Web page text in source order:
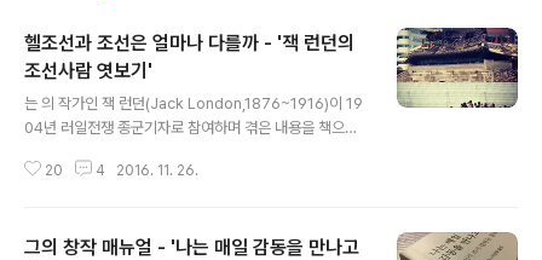
헬조선과 조선은 얼마나 다를까 - '잭 런던의
조선사람 엿보기'
는 의 작가인 잭 런던(Jack London,1876~1916)이 19
04년 러일전쟁 종군기자로 참여하며 겪은 내용을 책으로
만 제3자의 눈으로 당시의 상황을 엿볼 수 있다는 점에서
니 귀한 자료임에 분명합니다. 백여년 전의 조선과 현재의
20 4 2016. 11. 26.
그의 창작 매뉴얼 - '나는 매일 감동을 만나고